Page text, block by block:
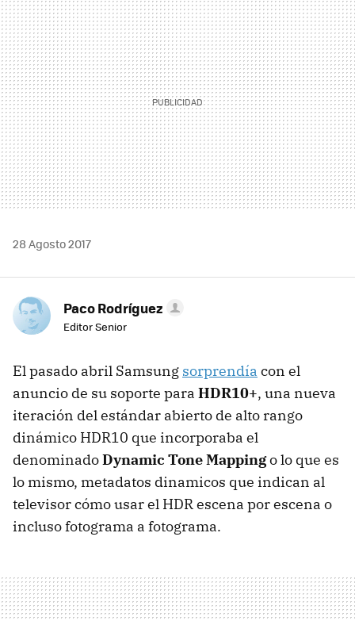
MAIL
28 Agosto 2017
Paco Rodríguez
Editor Senior
El pasado abril Samsung sorprendía con el
anuncio de su soporte para HDR10+, una nueva
iteración del estándar abierto de alto rango
dinámico HDR10 que incorporaba el
denominadoDynamic Tone Mappingo lo que es
lo mismo, metadatos dinamicos que indican al
televisor cómo usar el HDR escena por escena o
incluso fotograma a fotograma.